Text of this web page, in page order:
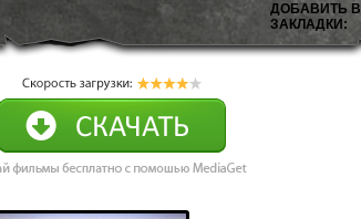
ДОБАВИТЬ В
ЗАКЛАДКИ: